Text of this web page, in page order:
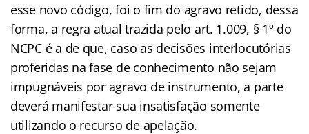
esse novo código, foi o fim do agravo retido, dessa
forma, a regra atual trazida pelo art. 1.009, § 1º do
NCPC é a de que, caso as decisões interlocutórias
proferidas na fase de conhecimento não sejam
impugnáveis por agravo de instrumento, a parte
deverá manifestar sua insatisfação somente
utilizando o recurso de apelação.